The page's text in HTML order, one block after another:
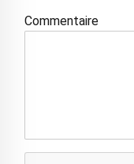
Commentaire